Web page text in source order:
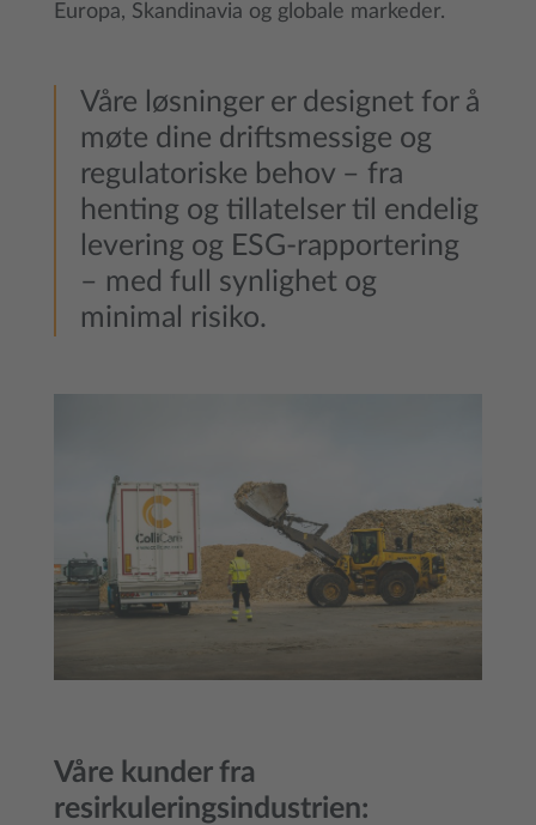
Europa, Skandinavia og globale markeder.
Våre løsninger er designet for å
møte dine driftsmessige og
regulatoriske behov – fra
henting og tillatelser til endelig
levering og ESG-rapportering
– med full synlighet og
minimal risiko.
Våre kunder fra
resirkuleringsindustrien: